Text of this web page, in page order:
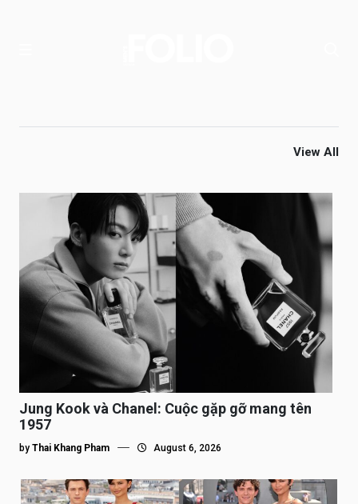
View All
Jung Kook và Chanel: Cuộc gặp gỡ mang tên
1957
by Thai Khang Pham August 6, 2026